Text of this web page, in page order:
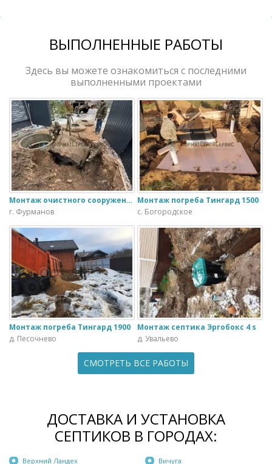
ВЫПОЛНЕННЫЕ РАБОТЫ
Здесь вы можете ознакомиться с последними
выполненными проектами
Монтаж очистного сооружения Тверь - 1.1ПН в загородном доме
г. Фурманов
Монтаж погреба Тингард 1500
с. Богородское
Монтаж погреба Тингард 1900
д. Песочнево
Монтаж септика Эргобокс 4 s
д. Увальево
СМОТРЕТЬ ВСЕ РАБОТЫ
ДОСТАВКА И УСТАНОВКА
СЕПТИКОВ В ГОРОДАХ:
Верхний Ландех Вичуга